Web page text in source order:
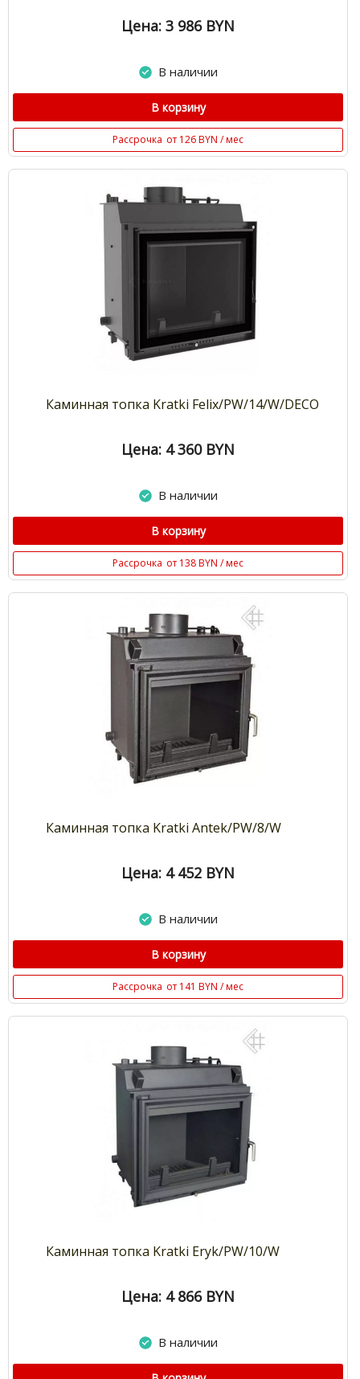
Цена: 3 986 BYN
В наличии
В корзину
Рассрочка от 126 BYN / мес
Каминная топка Kratki Felix/PW/14/W/DECO
Цена: 4 360 BYN
В наличии
В корзину
Рассрочка от 138 BYN / мес
Каминная топка Kratki Antek/PW/8/W
Цена: 4 452 BYN
В наличии
В корзину
Рассрочка от 141 BYN / мес
Каминная топка Kratki Eryk/PW/10/W
Цена: 4 866 BYN
В наличии